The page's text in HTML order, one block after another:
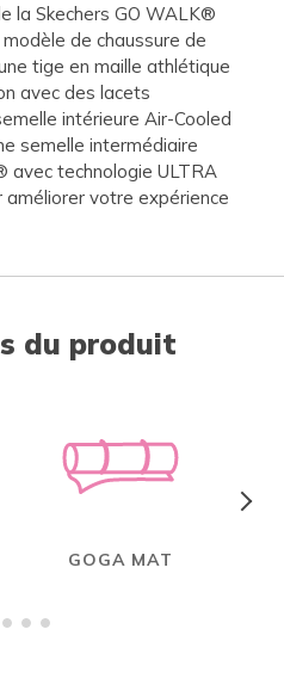
la Skechers GO WALK®
de chaussure de
tige en maille athlétique
avec des lacets
intérieure Air-Cooled
semelle intermédiaire
avec technologie ULTRA
votre expérience
du produit
GOGA MAT